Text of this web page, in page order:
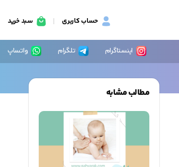
حساب کاربری سبد خرید
اینستاگرام تلگرام واتساپ
مطالب مشابه